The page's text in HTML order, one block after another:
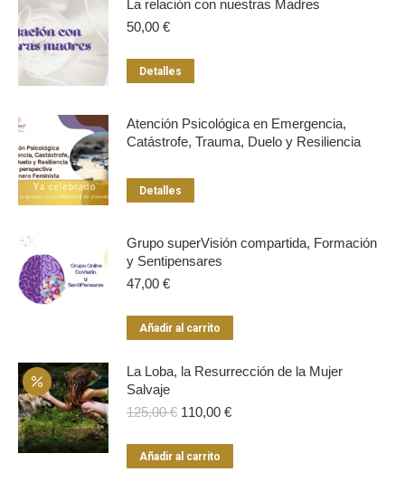
La relación con nuestras Madres
50,00 €
Detalles
Atención Psicológica en Emergencia,
Catástrofe, Trauma, Duelo y Resiliencia
Detalles
Grupo superVisión compartida, Formación
y Sentipensares
47,00 €
Añadir al carrito
La Loba, la Resurrección de la Mujer
Salvaje
125,00€ El
original
era:
110,00 €El
actual
es:
Añadir al carrito